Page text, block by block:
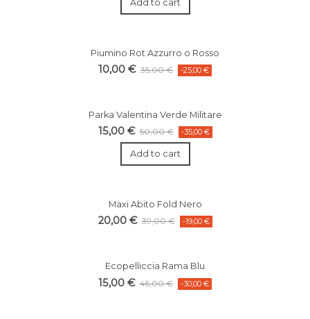
Add to cart
Piumino Rot Azzurro o Rosso
10,00 € 35,00 € -25,00 €
Parka Valentina Verde Militare
15,00 € 50,00 € -35,00 €
Add to cart
Maxi Abito Fold Nero
20,00 € 39,00 € -19,00 €
Ecopelliccia Rama Blu
15,00 € 45,00 € -30,00 €